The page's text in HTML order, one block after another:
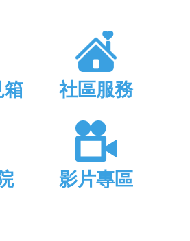
箱 社區服務
影片專區